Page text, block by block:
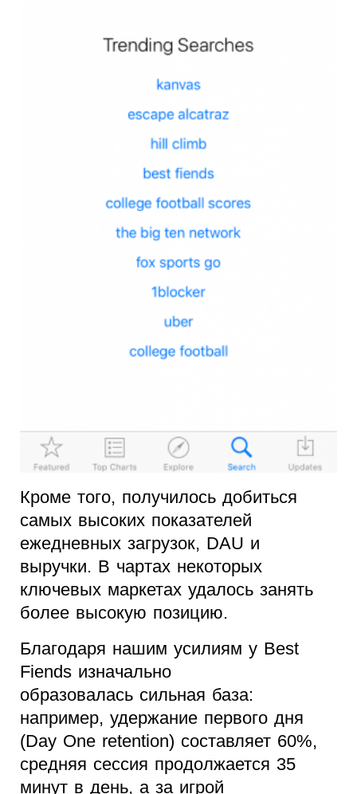
Кроме того, получилось добиться
самых высоких показателей
ежедневных загрузок, DAU и
выручки. В чартах некоторых
ключевых маркетах удалось занять
более высокую позицию.
Благодаря нашим усилиям у Best
Fiends изначально
образовалась сильная база:
например, удержание первого дня
(Day One retention) составляет 60%,
средняя сессия продолжается 35
минут в день, а за игрой